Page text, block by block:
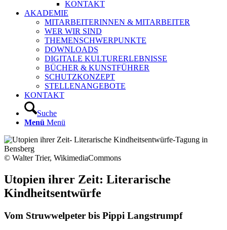
KONTAKT
AKADEMIE
MITARBEITERINNEN & MITARBEITER
WER WIR SIND
THEMENSCHWERPUNKTE
DOWNLOADS
DIGITALE KULTURERLEBNISSE
BÜCHER & KUNSTFÜHRER
SCHUTZKONZEPT
STELLENANGEBOTE
KONTAKT
Suche
Menü Menü
© Walter Trier, WikimediaCommons
Utopien ihrer Zeit: Literarische
Kindheitsentwürfe
Vom Struwwelpeter bis Pippi Langstrumpf